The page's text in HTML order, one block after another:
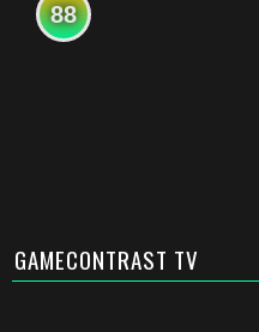
88
GAMECONTRAST TV